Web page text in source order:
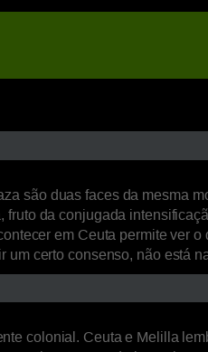
são duas faces da mesma
fruto da conjugada
em Ceuta permite ver
um certo consenso, não está
colonial. Ceuta e Melilla